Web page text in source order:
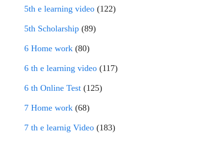
5th e learning video (122)
5th Scholarship (89)
6 Home work (80)
6 th e learning video (117)
6 th Online Test (125)
7 Home work (68)
7 th e learnig Video (183)